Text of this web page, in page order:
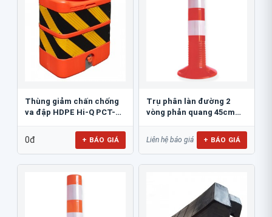
Thùng giảm chấn chống
va đập HDPE Hi-Q PCT-
0đ + BÁO GIÁ
Trụ phân làn đường 2
vòng phản quang 45cm
Liên hệ báo giá + BÁO GIÁ